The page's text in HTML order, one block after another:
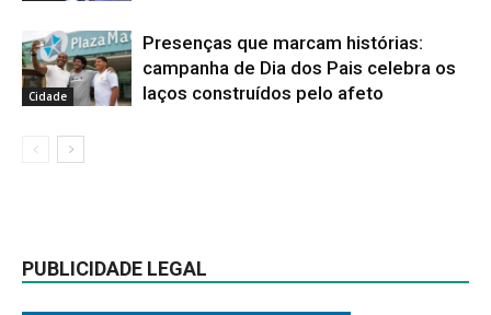
Cidade
Presenças que marcam histórias:
campanha de Dia dos Pais celebra os
laços construídos pelo afeto
PUBLICIDADE LEGAL